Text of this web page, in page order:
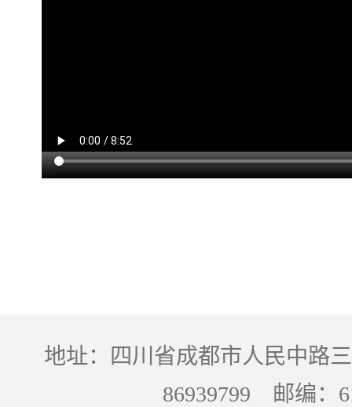
地址：四川省成都市人民中路
86939799 邮编